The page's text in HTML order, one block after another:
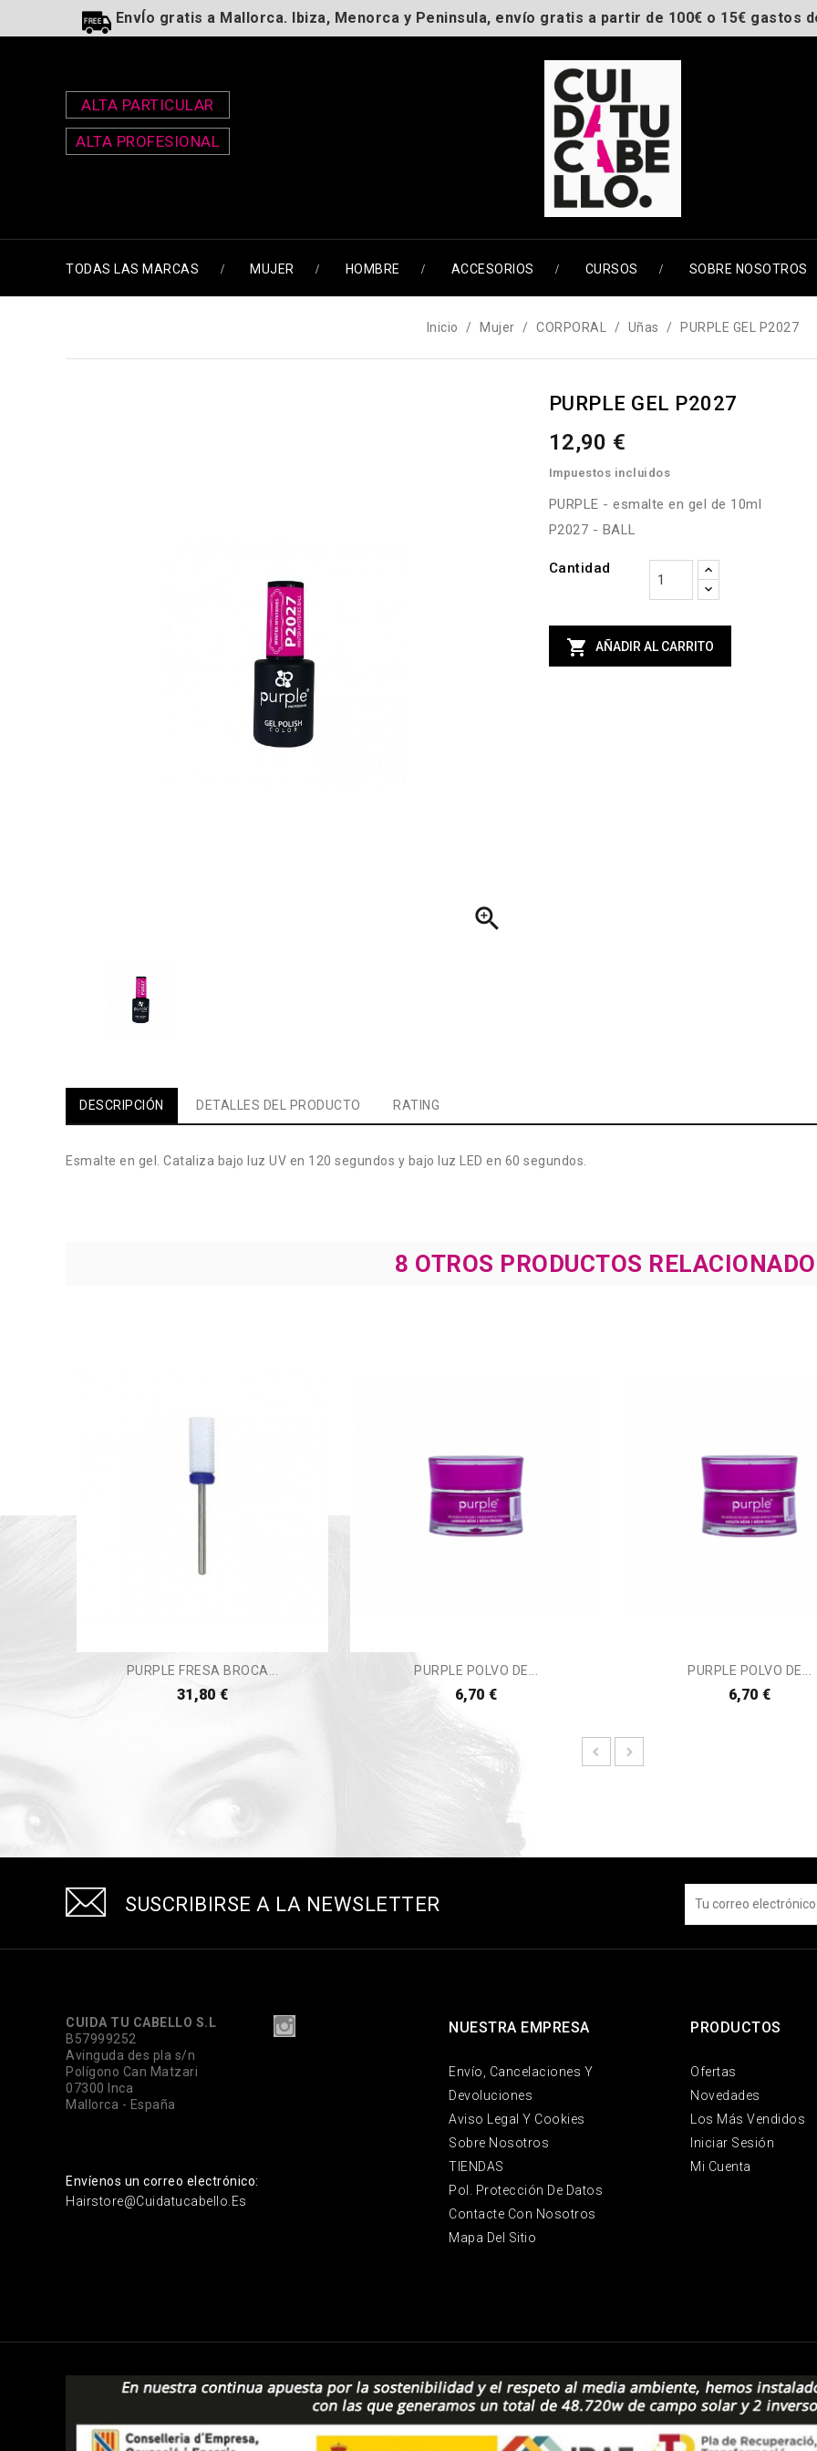
EnvÍo gratis a Mallorca. Ibiza, Menorca y Peninsula, envío gratis a partir de 100€ o 15€ gastos
ALTA PARTICULAR
ALTA PROFESIONAL
TODAS LAS MARCAS MUJER HOMBRE ACCESORIOS CURSOS SOBRE NOSOTROS
Inicio Mujer CORPORAL Uñas PURPLE GEL P2027

PURPLE GEL P2027
12,90 €
Impuestos incluidos
PURPLE - esmalte en gel de 10ml
P2027 - BALL
Cantidad
 AÑADIR AL CARRITO
DESCRIPCIÓN DETALLES DEL PRODUCTO RATING
Esmalte en gel. Cataliza bajo luz UV en 120 segundos y bajo luz LED en 60 segundos.
8 OTROS PRODUCTOS
PURPLE FRESA BROCA...
31,80 €
PURPLE POLVO DE...
6,70 €
PURPLE POLVO DE...
6,70 €
SUSCRIBIRSE A LA NEWSLETTER
CUIDA TU CABELLO S.L
B57999252
Avinguda des pla s/n
Polígono Can Matzari
07300 Inca
Mallorca - España
Envíenos un correo electrónico:
Hairstore@cuidatucabello.es
PRODUCTOS
Ofertas
Novedades
Los Más Vendidos
Iniciar Sesión
Mi Cuenta
NUESTRA EMPRESA
Envío, Cancelaciones Y
Devoluciones
Aviso Legal Y Cookies
Sobre Nosotros
TIENDAS
Pol. Protección De Datos
Contacte Con Nosotros
Mapa Del Sitio